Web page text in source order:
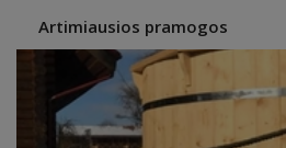
Artimiausios pramogos